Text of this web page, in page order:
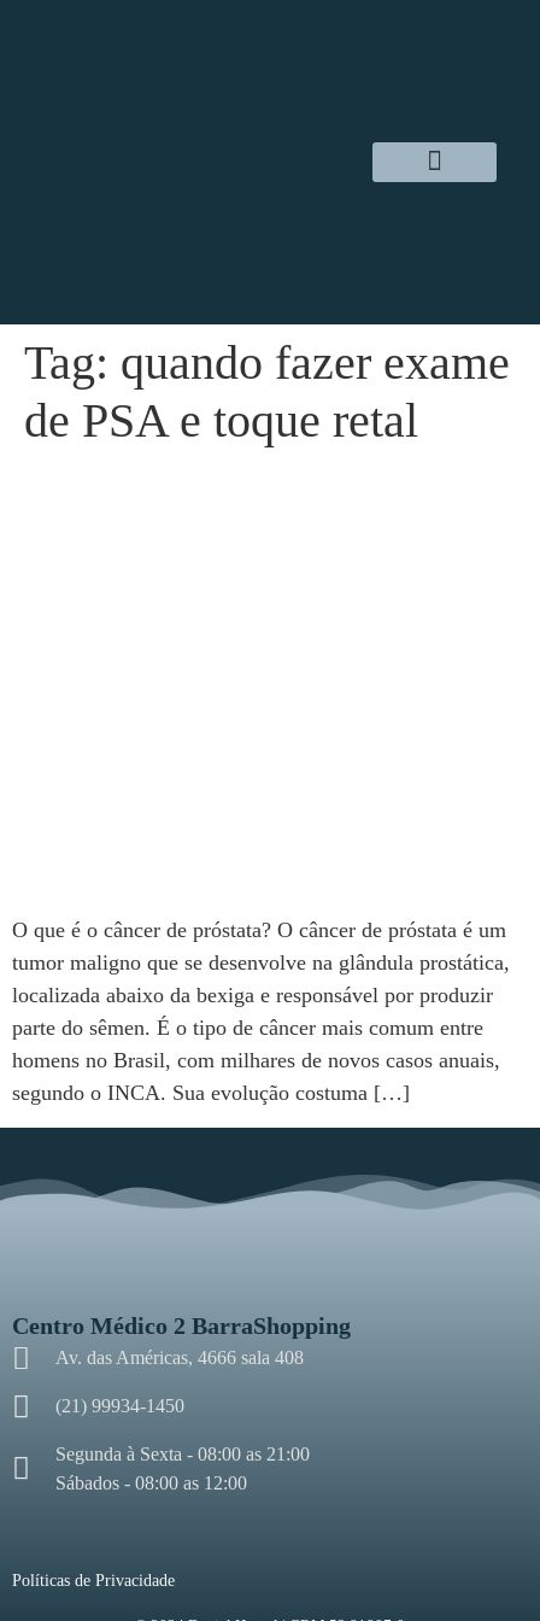
Tag: quando fazer exame
de PSA e toque retal
O que é o câncer de próstata? O câncer de próstata é um
tumor maligno que se desenvolve na glândula prostática,
localizada abaixo da bexiga e responsável por produzir
parte do sêmen. É o tipo de câncer mais comum entre
homens no Brasil, com milhares de novos casos anuais,
segundo o INCA. Sua evolução costuma […]
Centro Médico 2 BarraShopping
Av. das Américas, 4666 sala 408
(21) 99934-1450
Segunda à Sexta - 08:00 as 21:00
Sábados - 08:00 as 12:00
Políticas de Privacidade